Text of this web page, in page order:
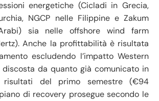
energetiche (Cicladi in Grecia,
NGCP nelle Filippine e Zakum
sia nelle offshore wind farm
Anche la profittabilità è risultata
escludendo l’impatto Western
discosta da quanto già comunicato in
risultati del primo semestre (€94
di recovery prosegue secondo le